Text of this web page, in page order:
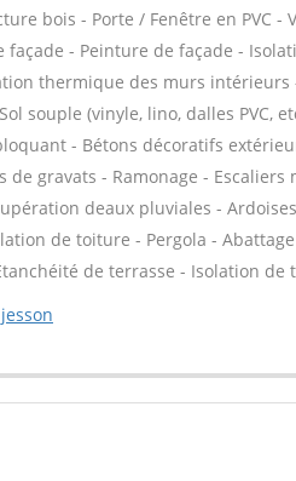
bois - Porte / Fenêtre en PVC -
façade - Peinture de façade -
thermique des murs
souple (vinyle, lino, dalles PVC,
- Bétons décoratifs
de gravats - Ramonage -
deaux pluviales -
de toiture - Pergola -
de terrasse - Isolation